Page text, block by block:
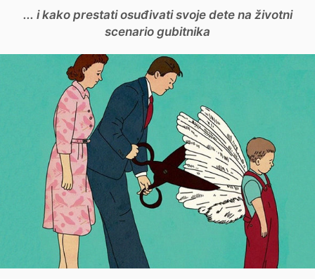
... i kako prestati osuđivati svoje dete na životni
scenario gubitnika